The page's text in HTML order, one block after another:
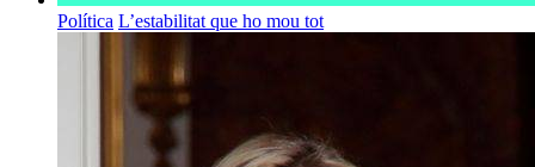
Política L’estabilitat que ho mou tot